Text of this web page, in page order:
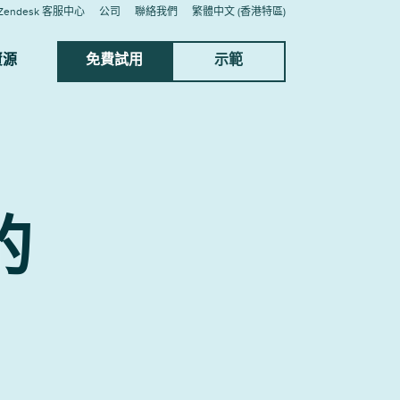
客服中心 公司 聯絡我們 繁體中文 (香港特區)
源 免費試用 示範